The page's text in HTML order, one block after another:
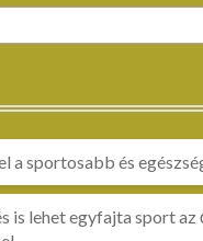
a sportosabb és
is lehet egyfajta sport az